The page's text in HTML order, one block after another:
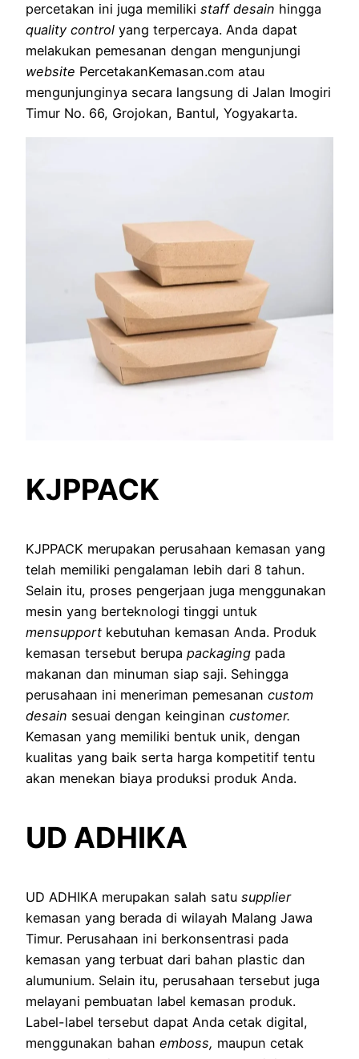
percetakan ini juga memiliki staff desain hingga
quality control yang terpercaya. Anda dapat
melakukan pemesanan dengan mengunjungi
website PercetakanKemasan.com atau
mengunjunginya secara langsung di Jalan Imogiri
Timur No. 66, Grojokan, Bantul, Yogyakarta.
KJPPACK
KJPPACK merupakan perusahaan kemasan yang
telah memiliki pengalaman lebih dari 8 tahun.
Selain itu, proses pengerjaan juga menggunakan
mesin yang berteknologi tinggi untuk
mensupport kebutuhan kemasan Anda. Produk
kemasan tersebut berupa packaging pada
makanan dan minuman siap saji. Sehingga
perusahaan ini meneriman pemesanan custom
desain sesuai dengan keinginan customer.
Kemasan yang memiliki bentuk unik, dengan
kualitas yang baik serta harga kompetitif tentu
akan menekan biaya produksi produk Anda.
UD ADHIKA
UD ADHIKA merupakan salah satu supplier
kemasan yang berada di wilayah Malang Jawa
Timur. Perusahaan ini berkonsentrasi pada
kemasan yang terbuat dari bahan plastic dan
alumunium. Selain itu, perusahaan tersebut juga
melayani pembuatan label kemasan produk.
Label-label tersebut dapat Anda cetak digital,
menggunakan bahan emboss, maupun cetak